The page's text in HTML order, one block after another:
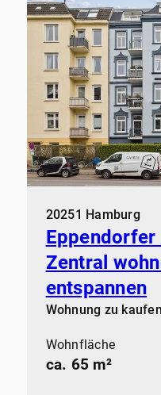
20251 Hamburg
Zentral
entspannen
Wohnung zu kaufen
Wohnfläche
ca. 65 m²